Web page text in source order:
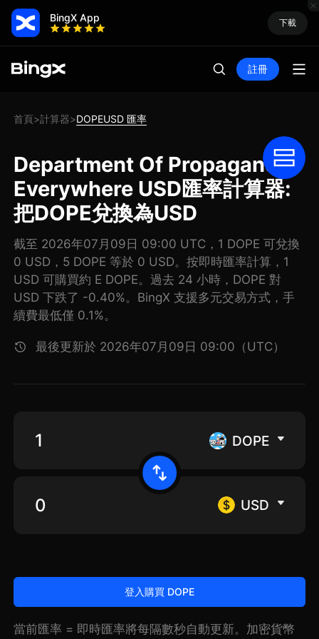
BingX App 下載
註冊
首頁>計算器>DOPEUSD 匯率
Department Of Propaganda
Everywhere USD匯率計算器:
把DOPE兌換為USD
截至 2026年07月09日 09:00 UTC，1 DOPE 可兌換
0 USD，5 DOPE 等於 0 USD。按即時匯率計算，1
USD 可購買約 E DOPE。過去 24 小時，DOPE 對
USD 下跌了 -0.40%。BingX 支援多元交易方式，手
續費最低僅 0.1%。
最後更新於 2026年07月09日 09:00（UTC）
DOPE
USD
登入購買 DOPE
當前匯率 = 即時匯率將每隔數秒自動更新。加密貨幣